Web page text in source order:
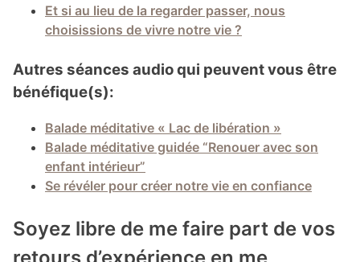
Et si au lieu de la regarder passer, nous
choisissions de vivre notre vie ?
Autres séances audio qui peuvent vous être
bénéfique(s):
Balade méditative « Lac de libération »
Balade méditative guidée “Renouer avec son
enfant intérieur”
Se révéler pour créer notre vie en confiance
Soyez libre de me faire part de vos